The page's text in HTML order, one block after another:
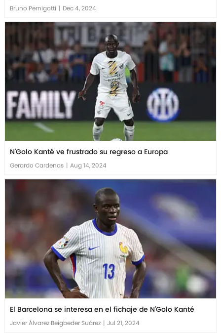
Bruno Pernigotti | Dec 4, 2024
N'Golo Kanté ve frustrado su regreso a Europa
Gerardo Cardenas | Aug 14, 2024
El Barcelona se interesa en el fichaje de N'Golo Kanté
Javier Álvarez Beigbeder Suárez | Jul 21, 2024